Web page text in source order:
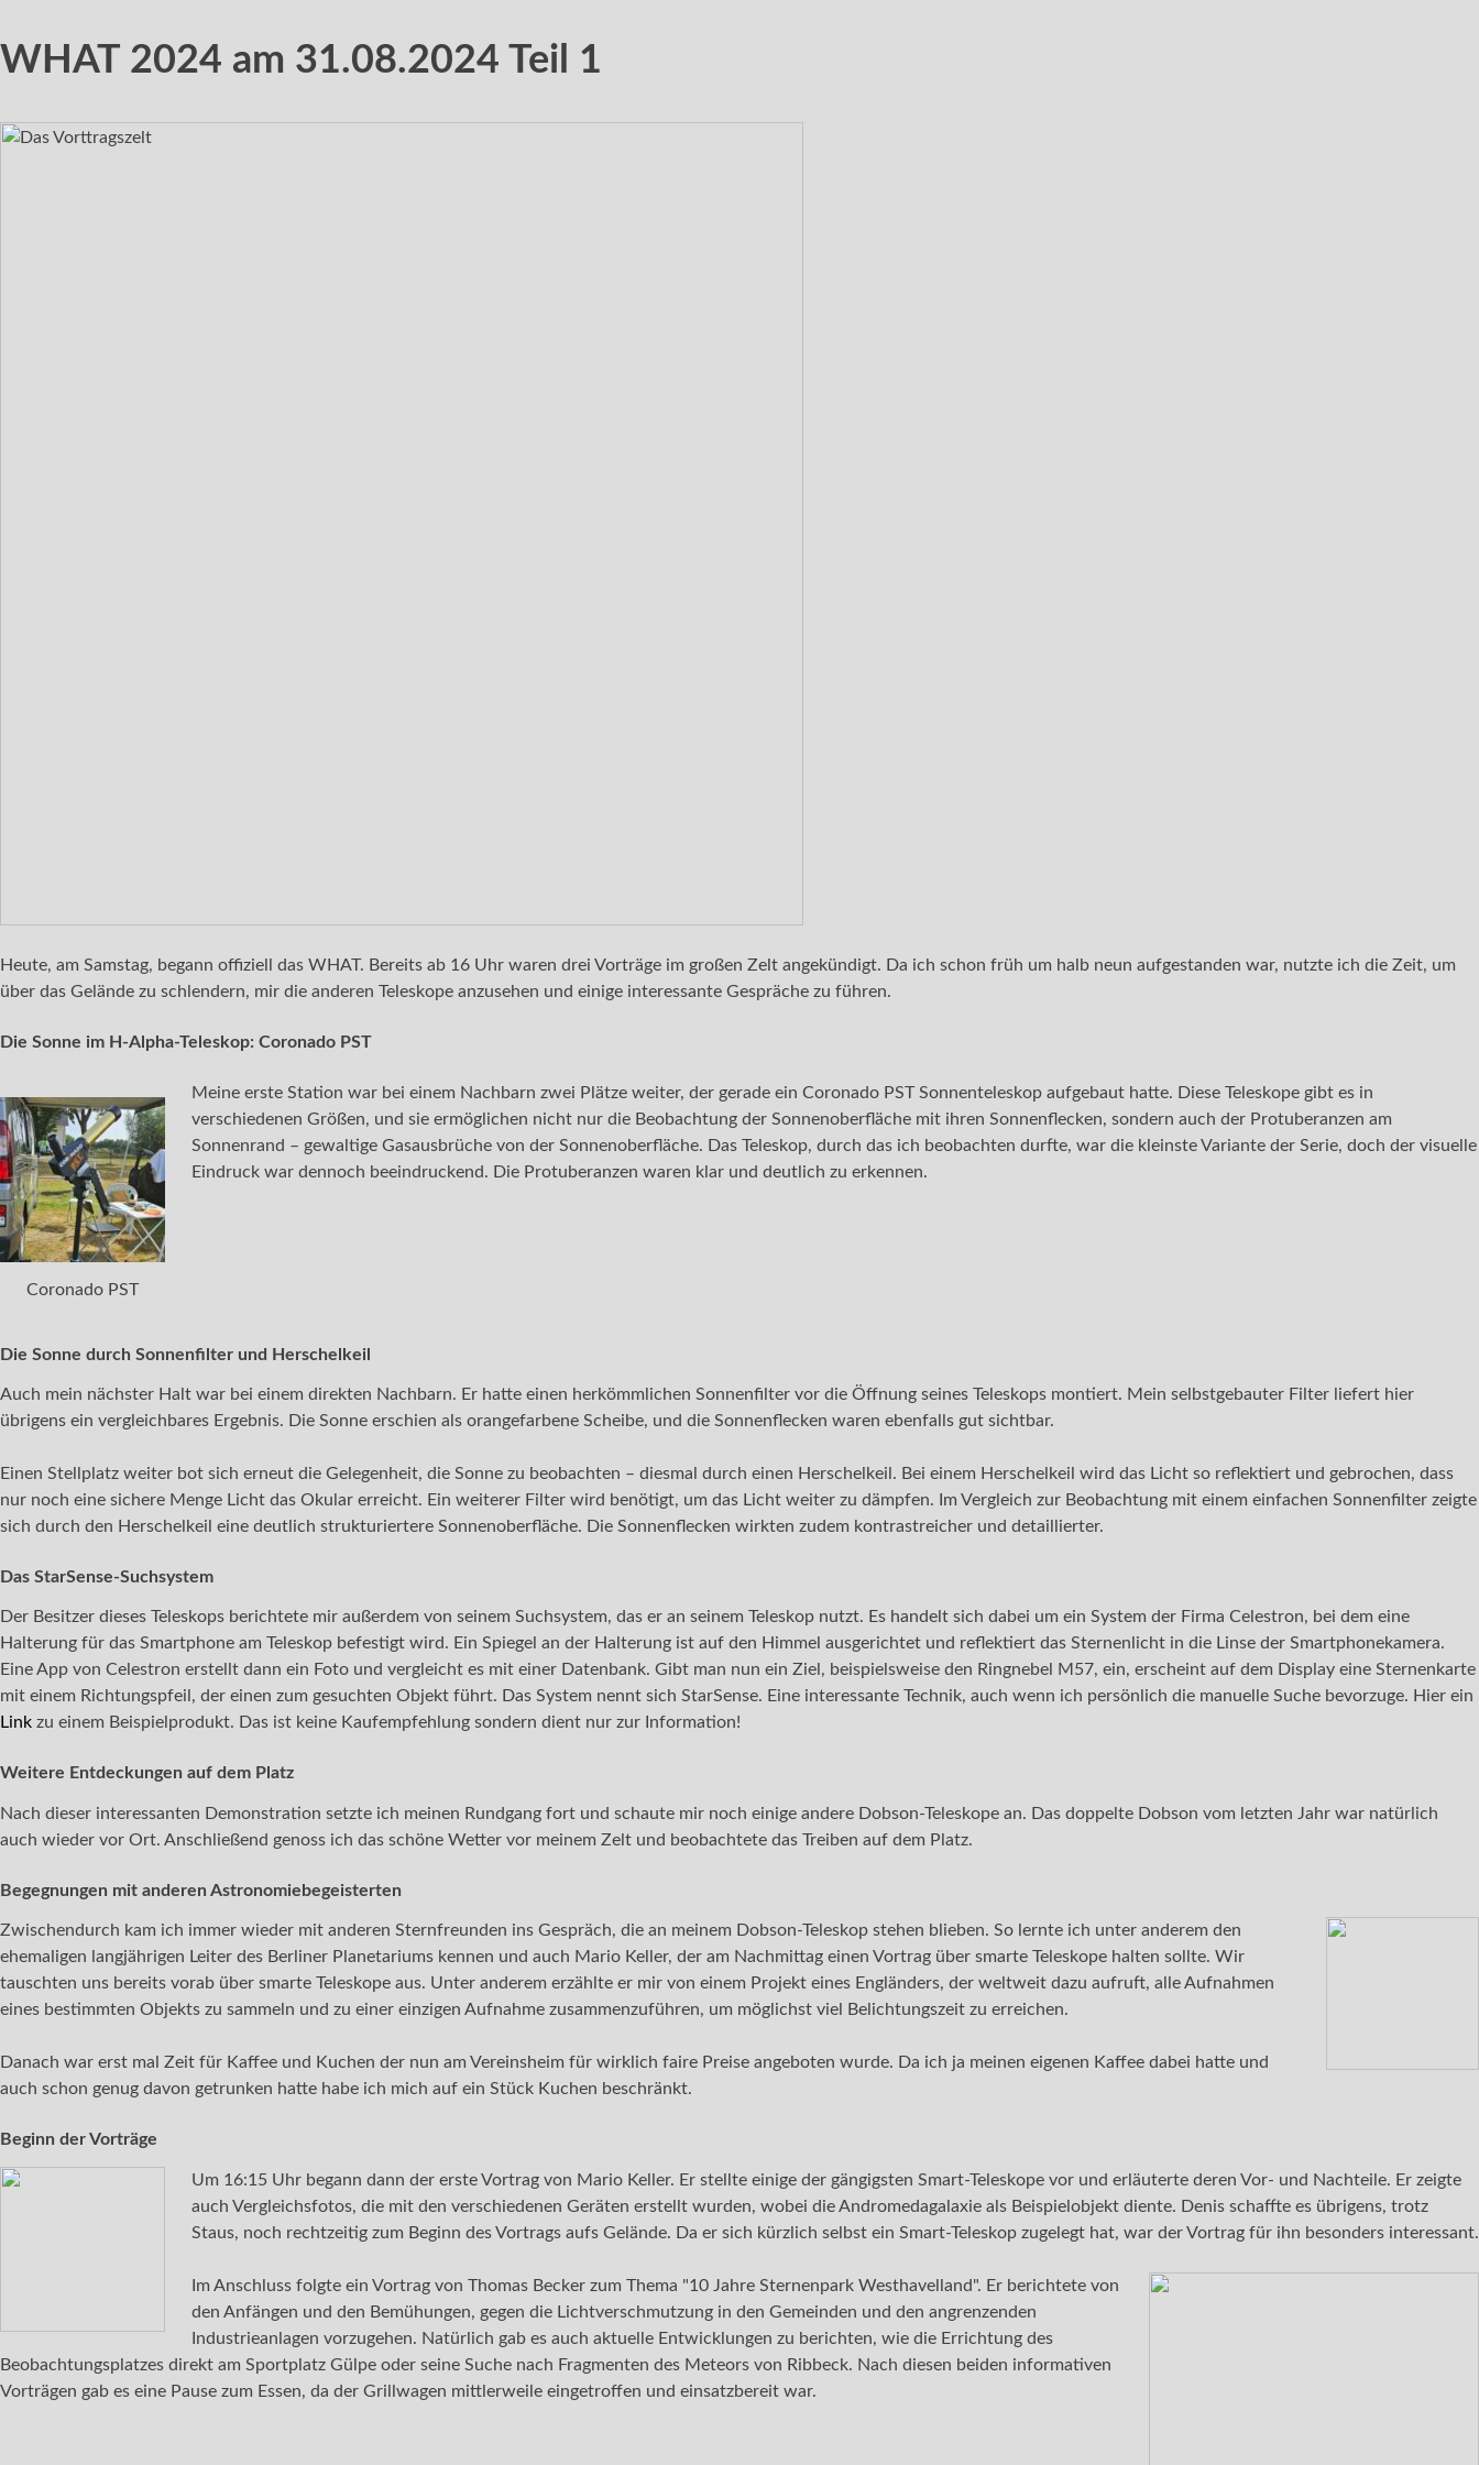
WHAT 2024 am 31.08.2024 Teil 1
Heute, am Samstag, begann offiziell das WHAT. Bereits ab 16 Uhr waren drei Vorträge im großen Zelt angekündigt. Da ich schon früh um halb neun aufgestanden war, nutzte ich die Zeit, um
über das Gelände zu schlendern, mir die anderen Teleskope anzusehen und einige interessante Gespräche zu führen.
Die Sonne im H-Alpha-Teleskop: Coronado PST
Coronado PST
Meine erste Station war bei einem Nachbarn zwei Plätze weiter, der gerade ein Coronado PST Sonnenteleskop aufgebaut hatte. Diese Teleskope gibt es in
verschiedenen Größen, und sie ermöglichen nicht nur die Beobachtung der Sonnenoberfläche mit ihren Sonnenflecken, sondern auch der Protuberanzen am
Sonnenrand – gewaltige Gasausbrüche von der Sonnenoberfläche. Das Teleskop, durch das ich beobachten durfte, war die kleinste Variante der Serie, doch der visuelle
Eindruck war dennoch beeindruckend. Die Protuberanzen waren klar und deutlich zu erkennen.
Die Sonne durch Sonnenfilter und Herschelkeil
Auch mein nächster Halt war bei einem direkten Nachbarn. Er hatte einen herkömmlichen Sonnenfilter vor die Öffnung seines Teleskops montiert. Mein selbstgebauter Filter liefert hier
übrigens ein vergleichbares Ergebnis. Die Sonne erschien als orangefarbene Scheibe, und die Sonnenflecken waren ebenfalls gut sichtbar.
Einen Stellplatz weiter bot sich erneut die Gelegenheit, die Sonne zu beobachten – diesmal durch einen Herschelkeil. Bei einem Herschelkeil wird das Licht so reflektiert und gebrochen, dass
nur noch eine sichere Menge Licht das Okular erreicht. Ein weiterer Filter wird benötigt, um das Licht weiter zu dämpfen. Im Vergleich zur Beobachtung mit einem einfachen Sonnenfilter zeigte
sich durch den Herschelkeil eine deutlich strukturiertere Sonnenoberfläche. Die Sonnenflecken wirkten zudem kontrastreicher und detaillierter.
Das StarSense-Suchsystem
Der Besitzer dieses Teleskops berichtete mir außerdem von seinem Suchsystem, das er an seinem Teleskop nutzt. Es handelt sich dabei um ein System der Firma Celestron, bei dem eine
Halterung für das Smartphone am Teleskop befestigt wird. Ein Spiegel an der Halterung ist auf den Himmel ausgerichtet und reflektiert das Sternenlicht in die Linse der Smartphonekamera.
Eine App von Celestron erstellt dann ein Foto und vergleicht es mit einer Datenbank. Gibt man nun ein Ziel, beispielsweise den Ringnebel M57, ein, erscheint auf dem Display eine Sternenkarte
mit einem Richtungspfeil, der einen zum gesuchten Objekt führt. Das System nennt sich StarSense. Eine interessante Technik, auch wenn ich persönlich die manuelle Suche bevorzuge. Hier ein
Link zu einem Beispielprodukt. Das ist keine Kaufempfehlung sondern dient nur zur Information!
Weitere Entdeckungen auf dem Platz
Nach dieser interessanten Demonstration setzte ich meinen Rundgang fort und schaute mir noch einige andere Dobson-Teleskope an. Das doppelte Dobson vom letzten Jahr war natürlich
auch wieder vor Ort. Anschließend genoss ich das schöne Wetter vor meinem Zelt und beobachtete das Treiben auf dem Platz.
Begegnungen mit anderen Astronomiebegeisterten
Zwischendurch kam ich immer wieder mit anderen Sternfreunden ins Gespräch, die an meinem Dobson-Teleskop stehen blieben. So lernte ich unter anderem den
ehemaligen langjährigen Leiter des Berliner Planetariums kennen und auch Mario Keller, der am Nachmittag einen Vortrag über smarte Teleskope halten sollte. Wir
tauschten uns bereits vorab über smarte Teleskope aus. Unter anderem erzählte er mir von einem Projekt eines Engländers, der weltweit dazu aufruft, alle Aufnahmen
eines bestimmten Objekts zu sammeln und zu einer einzigen Aufnahme zusammenzuführen, um möglichst viel Belichtungszeit zu erreichen.
Danach war erst mal Zeit für Kaffee und Kuchen der nun am Vereinsheim für wirklich faire Preise angeboten wurde. Da ich ja meinen eigenen Kaffee dabei hatte und
auch schon genug davon getrunken hatte habe ich mich auf ein Stück Kuchen beschränkt.
Beginn der Vorträge
Um 16:15 Uhr begann dann der erste Vortrag von Mario Keller. Er stellte einige der gängigsten Smart-Teleskope vor und erläuterte deren Vor- und Nachteile. Er zeigte
auch Vergleichsfotos, die mit den verschiedenen Geräten erstellt wurden, wobei die Andromedagalaxie als Beispielobjekt diente. Denis schaffte es übrigens, trotz
Staus, noch rechtzeitig zum Beginn des Vortrags aufs Gelände. Da er sich kürzlich selbst ein Smart-Teleskop zugelegt hat, war der Vortrag für ihn besonders interessant.
Im Anschluss folgte ein Vortrag von Thomas Becker zum Thema "10 Jahre Sternenpark Westhavelland". Er berichtete von
den Anfängen und den Bemühungen, gegen die Lichtverschmutzung in den Gemeinden und den angrenzenden
Industrieanlagen vorzugehen. Natürlich gab es auch aktuelle Entwicklungen zu berichten, wie die Errichtung des
Beobachtungsplatzes direkt am Sportplatz Gülpe oder seine Suche nach Fragmenten des Meteors von Ribbeck. Nach diesen beiden informativen
Vorträgen gab es eine Pause zum Essen, da der Grillwagen mittlerweile eingetroffen und einsatzbereit war.